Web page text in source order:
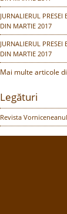
JURNALIERUL
DIN MARTIE 2017
JURNALIERUL
DIN MARTIE 2017
Mai multe articole
Legături
Revista Vorniceneanul